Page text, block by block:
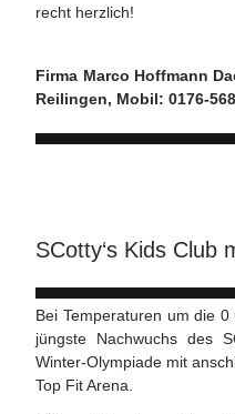
recht herzlich!
Firma Marco Hoffmann
Reilingen, Mobil: 0176-
SCotty‘s Kids Club
Bei Temperaturen um die
jüngste Nachwuchs des
Winter-Olympiade mit
Top Fit Arena.